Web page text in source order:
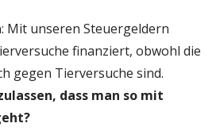
Mit unseren Steuergeldern
finanziert, obwohl die
gegen Tierversuche sind.
dass man so mit